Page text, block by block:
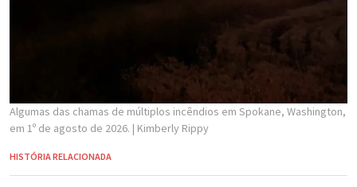
Algumas das chamas de múltiplos incêndios em Spokane, Washington,
em 1º de agosto de 2026. | Kimberly Rippy
HISTÓRIA RELACIONADA